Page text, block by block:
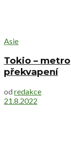
Asie
Tokio –
překvapení
od redakce
21.8.2022